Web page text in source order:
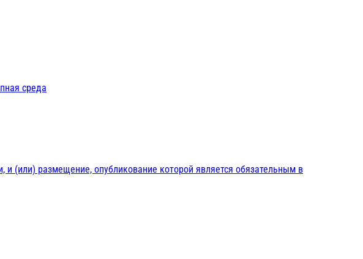
среда
(или) размещение, опубликование которой является обязательным в